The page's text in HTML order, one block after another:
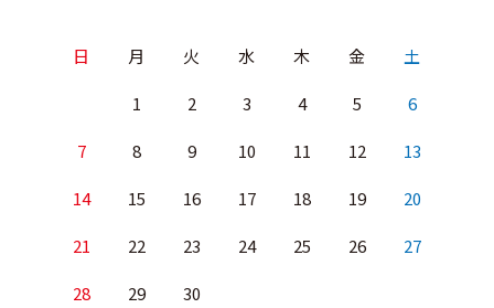
日 月 火 水 木 金 土
1 2 3 4 5 6
7 8 9 10 11 12 13
14 15 16 17 18 19 20
21 22 23 24 25 26 27
28 29 30